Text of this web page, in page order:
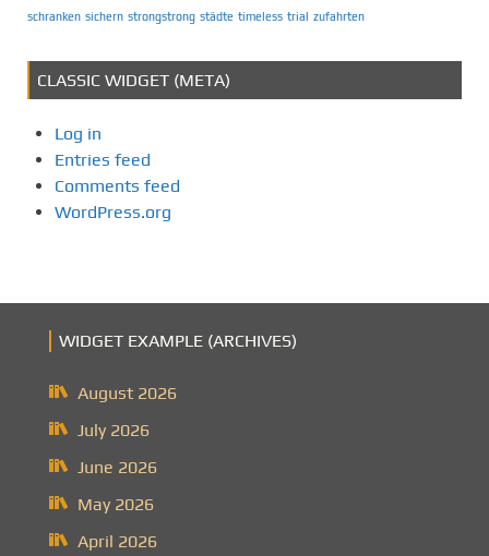
schranken sichern strongstrong städte timeless trial zufahrten
CLASSIC WIDGET (META)
Log in
Entries feed
Comments feed
WordPress.org
WIDGET EXAMPLE (ARCHIVES)
August 2026
July 2026
June 2026
May 2026
April 2026